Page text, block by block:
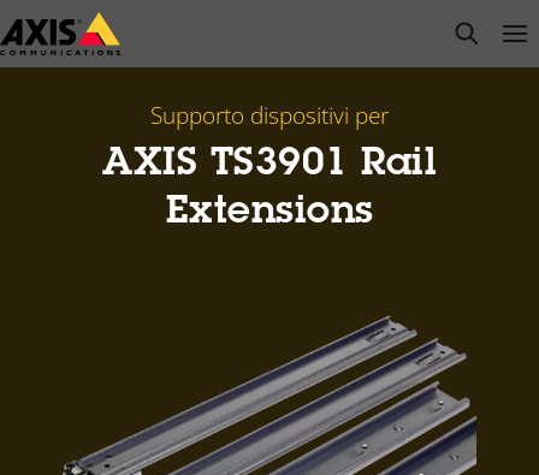
Salta
al
open
Supporto dispositivi per
AXIS TS3901 Rail
Extensions